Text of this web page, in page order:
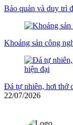
Bảo quản và duy trì
Khoáng sản công
Đá tự nhiên, hơi thở
22/07/2026